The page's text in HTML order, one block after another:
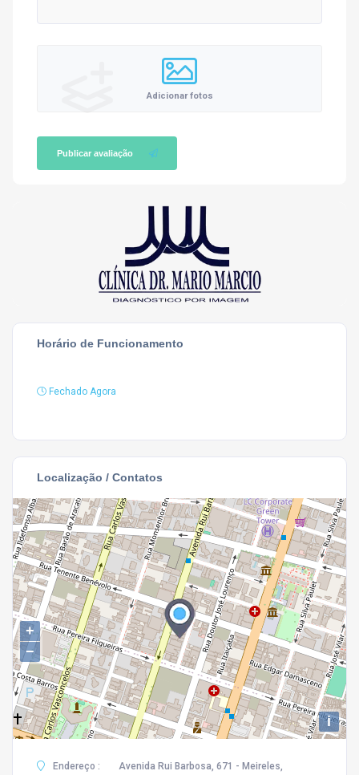
Adicionar fotos
Publicar avaliação
Horário de Funcionamento
Fechado Agora
Localização / Contatos
+
−
i
Endereço :
Avenida Rui Barbosa, 671 - Meireles,